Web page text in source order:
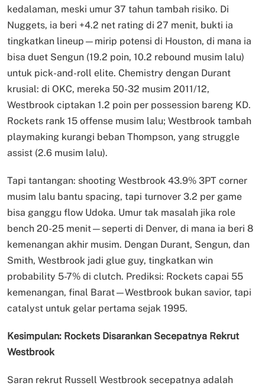
kedalaman, meski umur 37 tahun tambah risiko. Di
Nuggets, ia beri +4.2 net rating di 27 menit, bukti ia
tingkatkan lineup—mirip potensi di Houston, di mana ia
bisa duet Sengun (19.2 poin, 10.2 rebound musim lalu)
untuk pick-and-roll elite. Chemistry dengan Durant
krusial: di OKC, mereka 50-32 musim 2011/12,
Westbrook ciptakan 1.2 poin per possession bareng KD.
Rockets rank 15 offense musim lalu; Westbrook tambah
playmaking kurangi beban Thompson, yang struggle
assist (2.6 musim lalu).
Tapi tantangan: shooting Westbrook 43.9% 3PT corner
musim lalu bantu spacing, tapi turnover 3.2 per game
bisa ganggu flow Udoka. Umur tak masalah jika role
bench 20-25 menit—seperti di Denver, di mana ia beri 8
kemenangan akhir musim. Dengan Durant, Sengun, dan
Smith, Westbrook jadi glue guy, tingkatkan win
probability 5-7% di clutch. Prediksi: Rockets capai 55
kemenangan, final Barat—Westbrook bukan savior, tapi
catalyst untuk gelar pertama sejak 1995.
Kesimpulan: Rockets Disarankan Secepatnya Rekrut
Westbrook
Saran rekrut Russell Westbrook secepatnya adalah